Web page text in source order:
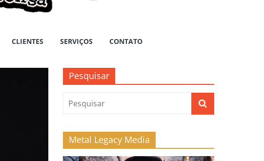
CLIENTES SERVIÇOS CONTATO
Pesquisar
Metal Legacy Media